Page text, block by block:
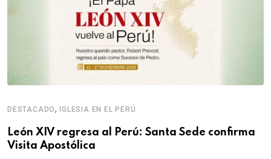
DESTACADO,IGLESIA EN EL PERÚ
León XIV regresa al Perú: Santa Sede confirma
Visita Apostólica